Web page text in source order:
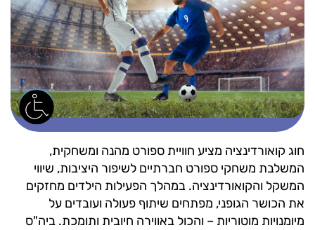
חוג קואורדינציה מציע חוויית ספורט מהנה ומשחקית,
המשלבת משחקי ספורט חברתיים לשיפור היציבות, שיווי
המשקל והקואורדינציה. במהלך הפעילות הילדים מחזקים
את הכושר הגופני, מפתחים שיתוף פעולה ועובדים על
מיומנויות מוטוריות – והכול באווירה חיובית ותומכת. ביה"ס